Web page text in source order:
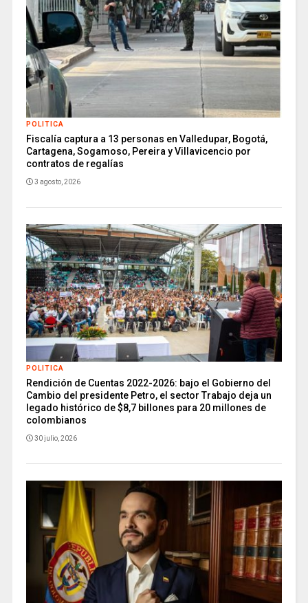
POLITICA
Fiscalía captura a 13 personas en Valledupar, Bogotá,
Cartagena, Sogamoso, Pereira y Villavicencio por
contratos de regalías
3 agosto, 2026
POLITICA
Rendición de Cuentas 2022-2026: bajo el Gobierno del
Cambio del presidente Petro, el sector Trabajo deja un
legado histórico de $8,7 billones para 20 millones de
colombianos
30 julio, 2026